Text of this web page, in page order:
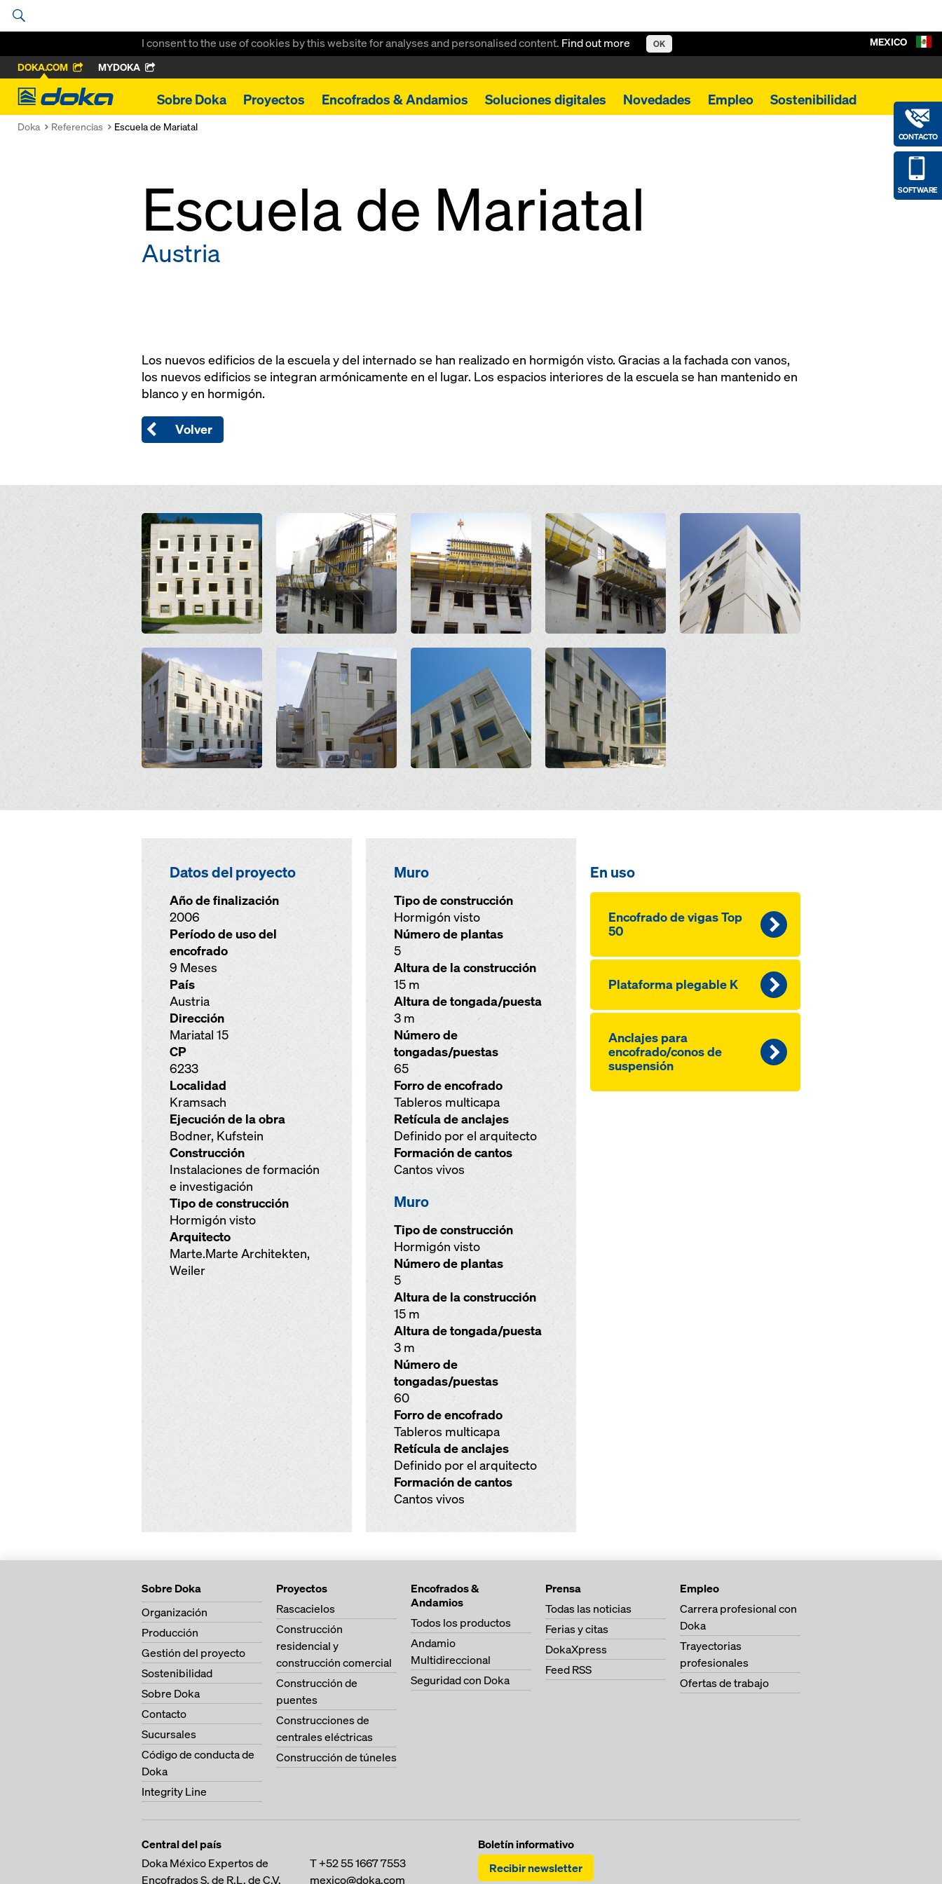
I consent to the use of cookies by this website for analyses and personalised content. Find out more OK
DOKA.COM MYDOKA
Doka
Sobre Doka Proyectos Encofrados & Andamios Soluciones digitales Novedades Empleo Sostenibilidad
CONTACTO
SOFTWARE
MEXICO
Doka Referencias Escuela de Mariatal
Escuela de Mariatal
Austria
Los nuevos edificios de la escuela y del internado se han realizado en hormigón visto. Gracias a la fachada con vanos,
los nuevos edificios se integran armónicamente en el lugar. Los espacios interiores de la escuela se han mantenido en
blanco y en hormigón.
Volver
Open Open Open
Open Open Open
Datos del proyecto
Año de finalización
2006
Período de uso del
encofrado
9 Meses
País
Austria
Dirección
Mariatal 15
CP
6233
Localidad
Kramsach
Ejecución de la obra
Bodner, Kufstein
Construcción
Instalaciones de formación
e investigación
Tipo de construcción
Hormigón visto
Arquitecto
Marte.Marte Architekten,
Weiler
Muro
Tipo de construcción
Hormigón visto
Número de plantas
5
Altura de la construcción
15 m
Altura de tongada/puesta
3 m
Número de
tongadas/puestas
65
Forro de encofrado
Tableros multicapa
Retícula de anclajes
Definido por el arquitecto
Formación de cantos
Cantos vivos
Muro
Tipo de construcción
Hormigón visto
Número de plantas
5
Altura de la construcción
15 m
Altura de tongada/puesta
3 m
Número de
tongadas/puestas
60
Forro de encofrado
Tableros multicapa
Retícula de anclajes
Definido por el arquitecto
Formación de cantos
Cantos vivos
En uso
Encofrado de vigas Top
50
Plataforma plegable K
Anclajes para
encofrado/conos de
suspensión
Sobre Doka
Organización
Producción
Gestión del proyecto
Sostenibilidad
Sobre Doka
Contacto
Sucursales
Código de conducta de
Doka
Integrity Line
Proyectos
Rascacielos
Construcción
residencial y
construcción comercial
Construcción de
puentes
Construcciones de
centrales eléctricas
Construcción de túneles
Encofrados &
Andamios
Todos los productos
Andamio
Multidireccional
Seguridad con Doka
Prensa
Todas las noticias
Ferias y citas
DokaXpress
Feed RSS
Empleo
Carrera profesional con
Doka
Trayectorias
profesionales
Ofertas de trabajo
Central del país
Doka México Expertos de
Encofrados S. de R.L. de C.V.
T+52 55 1667 7553
mexico@doka.com
Boletín informativo
Recibir newsletter